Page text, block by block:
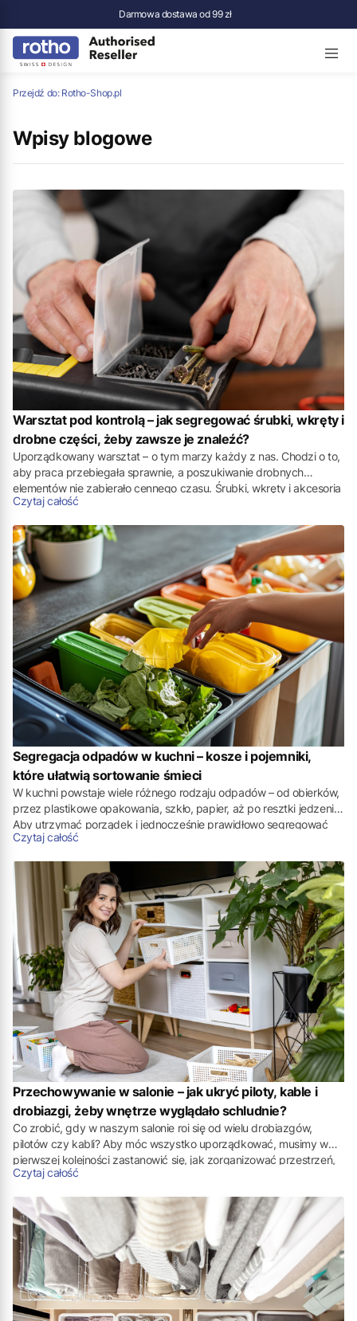
Darmowa dostawa od 99 zł
Przejdź do: Rotho-Shop.pl
Wpisy blogowe
Warsztat pod kontrolą – jak segregować śrubki, wkręty i
drobne części, żeby zawsze je znaleźć?
Uporządkowany warsztat – o tym marzy każdy z nas. Chodzi o to,
aby praca przebiegała sprawnie, a poszukiwanie drobnych
elementów nie zabierało cennego czasu. Śrubki, wkręty i akcesoria
montażowe przechowywane w przemyślany sposób mogą pomóc
różne naprawy czy większe projekty.
Czytaj całość
Segregacja odpadów w kuchni – kosze i pojemniki,
które ułatwią sortowanie śmieci
W kuchni powstaje wiele różnego rodzaju odpadów – od obierków,
przez plastikowe opakowania, szkło, papier, aż po resztki jedzenia.
Aby utrzymać porządek i jednocześnie prawidłowo segregować
śmieci, potrzebne są rozwiązania dopasowane do codziennych
najlepiej i na co zwrócić uwagę przy wyborzepojemników do
segregacji odpadów.
Czytaj całość
Przechowywanie w salonie – jak ukryć piloty, kable i
drobiazgi, żeby wnętrze wyglądało schludnie?
Co zrobić, gdy w naszym salonie roi się od wielu drobiazgów,
pilotów czy kabli? Aby móc wszystko uporządkować, musimy w
pierwszej kolejności zastanowić się, jak zorganizować przestrzeń,
aby różne przedmioty były zawsze na swoim miejscu, w
pomocą przychodzą
organizery i pojemniki do salonu
, dzięki
którym przechowywanie staje się o wiele łatwiejsze.
Czytaj całość